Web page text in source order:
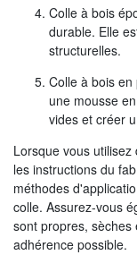
Colle à bois
durable. Elle
structurelles.
Colle à bois
une mousse
vides et créer
Lorsque vous
les instructions du
méthodes
colle. Assurez-vous
sont propres,
adhérence possible.